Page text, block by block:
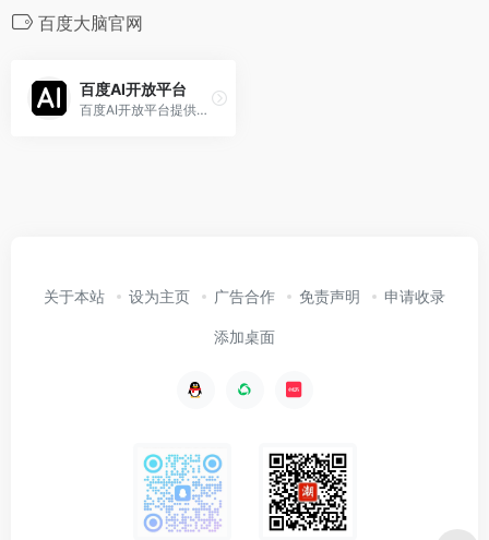
百度大脑官网
百度AI开放平台
百度AI开放平台提供全球领先的语音、图像、NLP等多项人工智能技术，开放对话式人工智能系统、智能驾驶系统两大行业生态，共享AI领域最新的应用场景和解决方案，帮您提升竞争力，开创未来。
关于本站 设为主页 广告合作 免责声明 申请收录
添加桌面